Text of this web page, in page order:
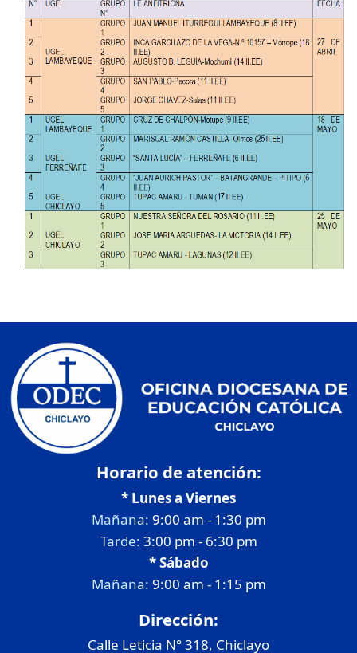
Horario de atención:
* Lunes a Viernes
Mañana: 9:00 am - 1:30 pm
Tarde: 3:00 pm - 6:30 pm
* Sábado
Mañana: 9:00 am - 1:15 pm
Dirección:
Calle Leticia N° 318, Chiclayo